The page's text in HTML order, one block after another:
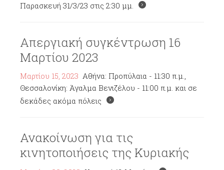
Παρασκευή 31/3/23 στις 2:30 μμ.
Απεργιακή συγκέντρωση 16
Μαρτίου 2023
Μαρτίου 15, 2023 Αθήνα: Προπύλαια - 11:30 π.μ.,
Θεσσαλονίκη: Άγαλμα Βενιζέλου - 11:00 π.μ. και σε
δεκάδες ακόμα πόλεις
Ανακοίνωση για τις
κινητοποιήσεις της Κυριακής